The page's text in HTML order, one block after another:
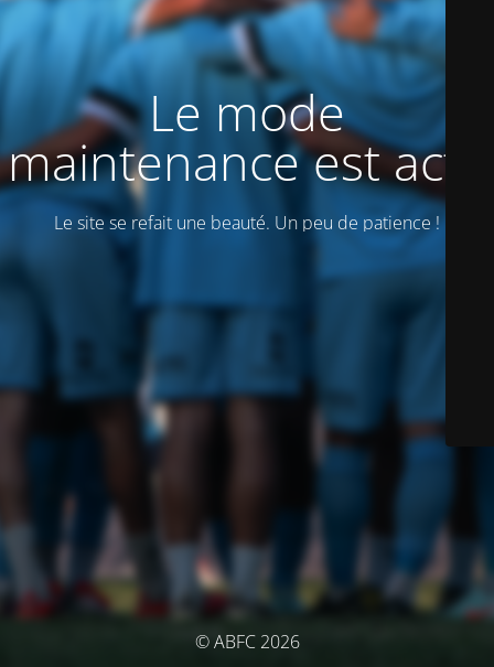
Le mode
maintenance est actif
Le site se refait une beauté. Un peu de patience !
© ABFC 2026